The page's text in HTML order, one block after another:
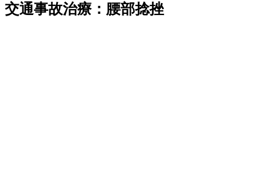
交通事故治療：腰部捻挫